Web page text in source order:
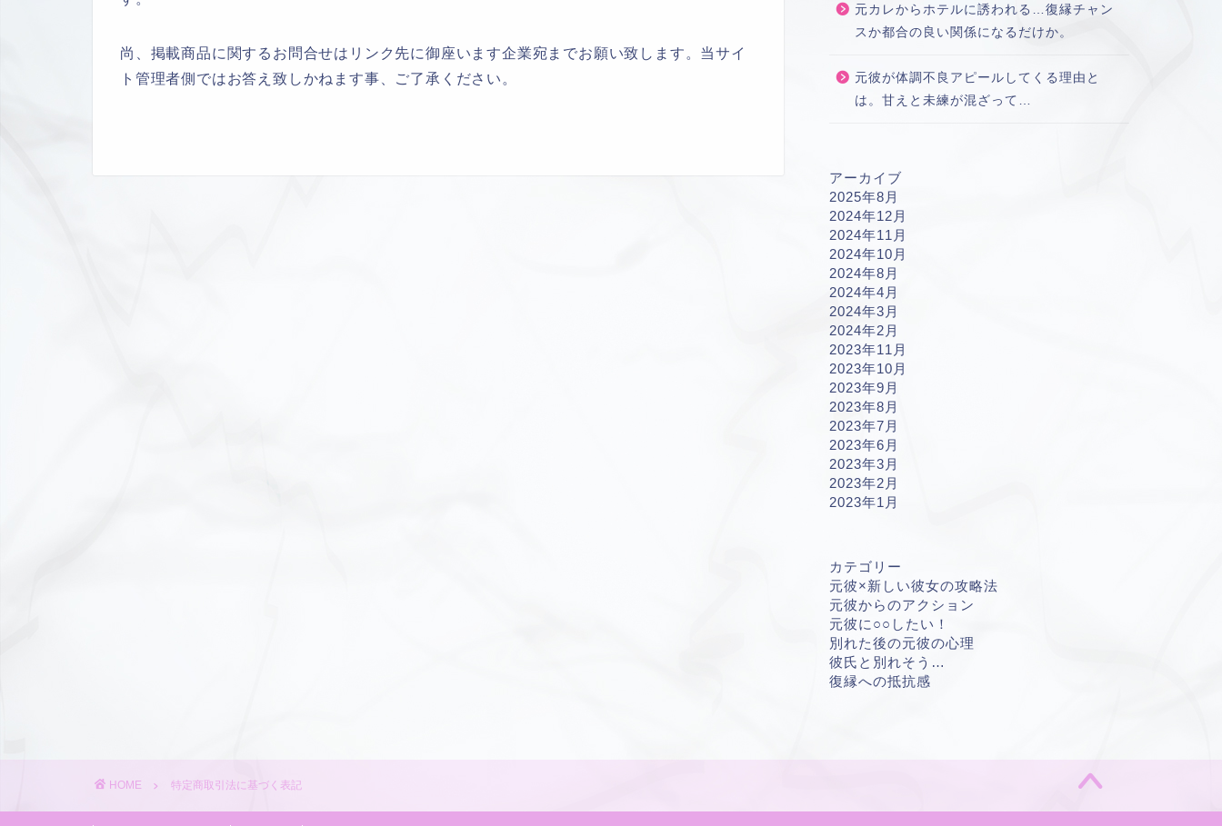
尚、掲載商品に関するお問合せはリンク先に御座います企業宛までお願い致します。当サイ
ト管理者側ではお答え致しかねます事、ご了承ください。
元カレからホテルに誘われる…復縁チャン
スか都合の良い関係になるだけか。
元彼が体調不良アピールしてくる理由と
は。甘えと未練が混ざって…
アーカイブ
2025年8月
2024年12月
2024年11月
2024年10月
2024年8月
2024年4月
2024年3月
2024年2月
2023年11月
2023年10月
2023年9月
2023年8月
2023年7月
2023年6月
2023年3月
2023年2月
2023年1月
カテゴリー
元彼×新しい彼女の攻略法
元彼からのアクション
元彼に○○したい！
別れた後の元彼の心理
彼氏と別れそう…
復縁への抵抗感
HOME 特定商取引法に基づく表記